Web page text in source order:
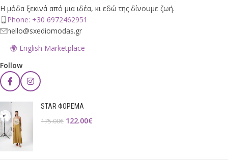
Η μόδα ξεκινά από μια ιδέα, κι εδώ της δίνουμε ζωή.
Phone: +30 6972462951
hello@sxediomodas.gr
🌍 English Marketplace
Follow
STAR ΦΟΡΕΜΑ
175.00€ 122.00€